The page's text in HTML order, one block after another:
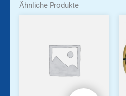
Ähnliche Produkte